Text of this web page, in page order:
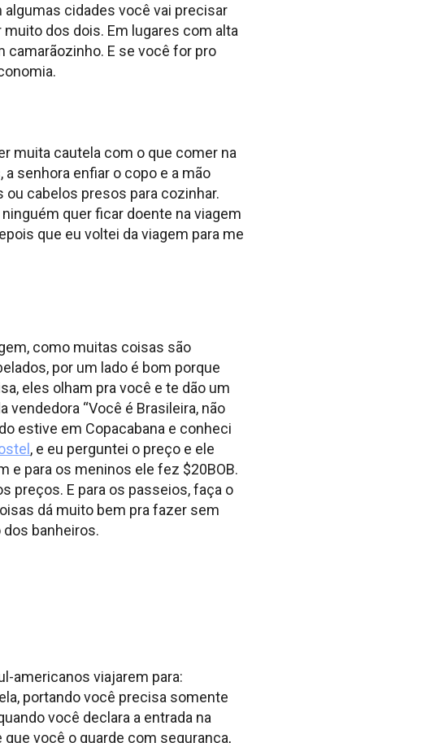
cidades você vai precisar
dos dois. Em lugares com alta
E se você for pro
muita cautela com o que comer na
senhora enfiar o copo e a mão
ou cabelos presos para cozinhar.
quer ficar doente na viagem
que eu voltei da viagem para me
como muitas coisas são
por um lado é bom porque
eles olham pra você e te dão um
vendedora “Você é Brasileira, não
estive em Copacabana e conheci
, e eu perguntei o preço e ele
e para os meninos ele fez $20BOB.
preços. E para os passeios, faça o
dá muito bem pra fazer sem
banheiros.
americanos viajarem para:
portando você precisa somente
você declara a entrada na
você o guarde com segurança,